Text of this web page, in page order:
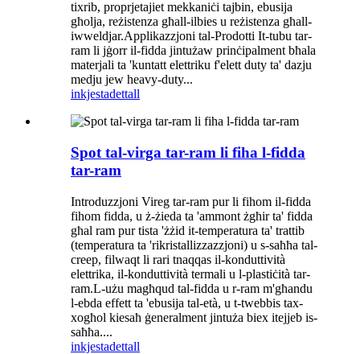
tixrib, proprjetajiet mekkaniċi tajbin, ebusija
għolja, reżistenza għall-ilbies u reżistenza għall-
iwweldjar.Applikazzjoni tal-Prodotti It-tubu tar-
ram li jġorr il-fidda jintużaw prinċipalment bħala
materjali ta 'kuntatt elettriku f'elett duty ta' dazju
medju jew heavy-duty...
inkjestadettall
Spot tal-virga tar-ram li fiha l-fidda
tar-ram
Introduzzjoni Vireg tar-ram pur li fihom il-fidda
fihom fidda, u ż-żieda ta 'ammont żgħir ta' fidda
għal ram pur tista 'żżid it-temperatura ta' trattib
(temperatura ta 'rikristallizzazzjoni) u s-saħħa tal-
creep, filwaqt li rari tnaqqas il-konduttività
elettrika, il-konduttività termali u l-plastiċità tar-
ram.L-użu magħqud tal-fidda u r-ram m'għandu
l-ebda effett ta 'ebusija tal-età, u t-twebbis tax-
xogħol kiesaħ ġeneralment jintuża biex itejjeb is-
saħħa....
inkjestadettall